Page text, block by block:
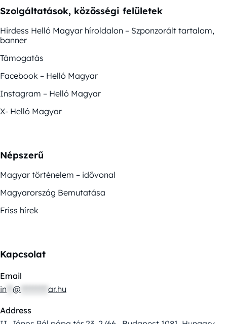
Szolgáltatások, közösségi felületek
Hirdess Helló Magyar híroldalon – Szponzorált tartalom,
banner
Támogatás
Facebook – Helló Magyar
Instagram – Helló Magyar
X- Helló Magyar
Népszerű
Magyar történelem – idővonal
Magyarország Bemutatása
Friss hírek
Kapcsolat
Email
in @ ar.hu
Address